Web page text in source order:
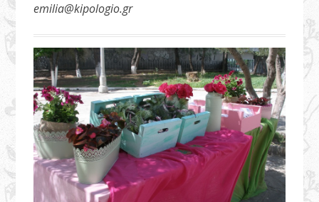
emilia@kipologio.gr